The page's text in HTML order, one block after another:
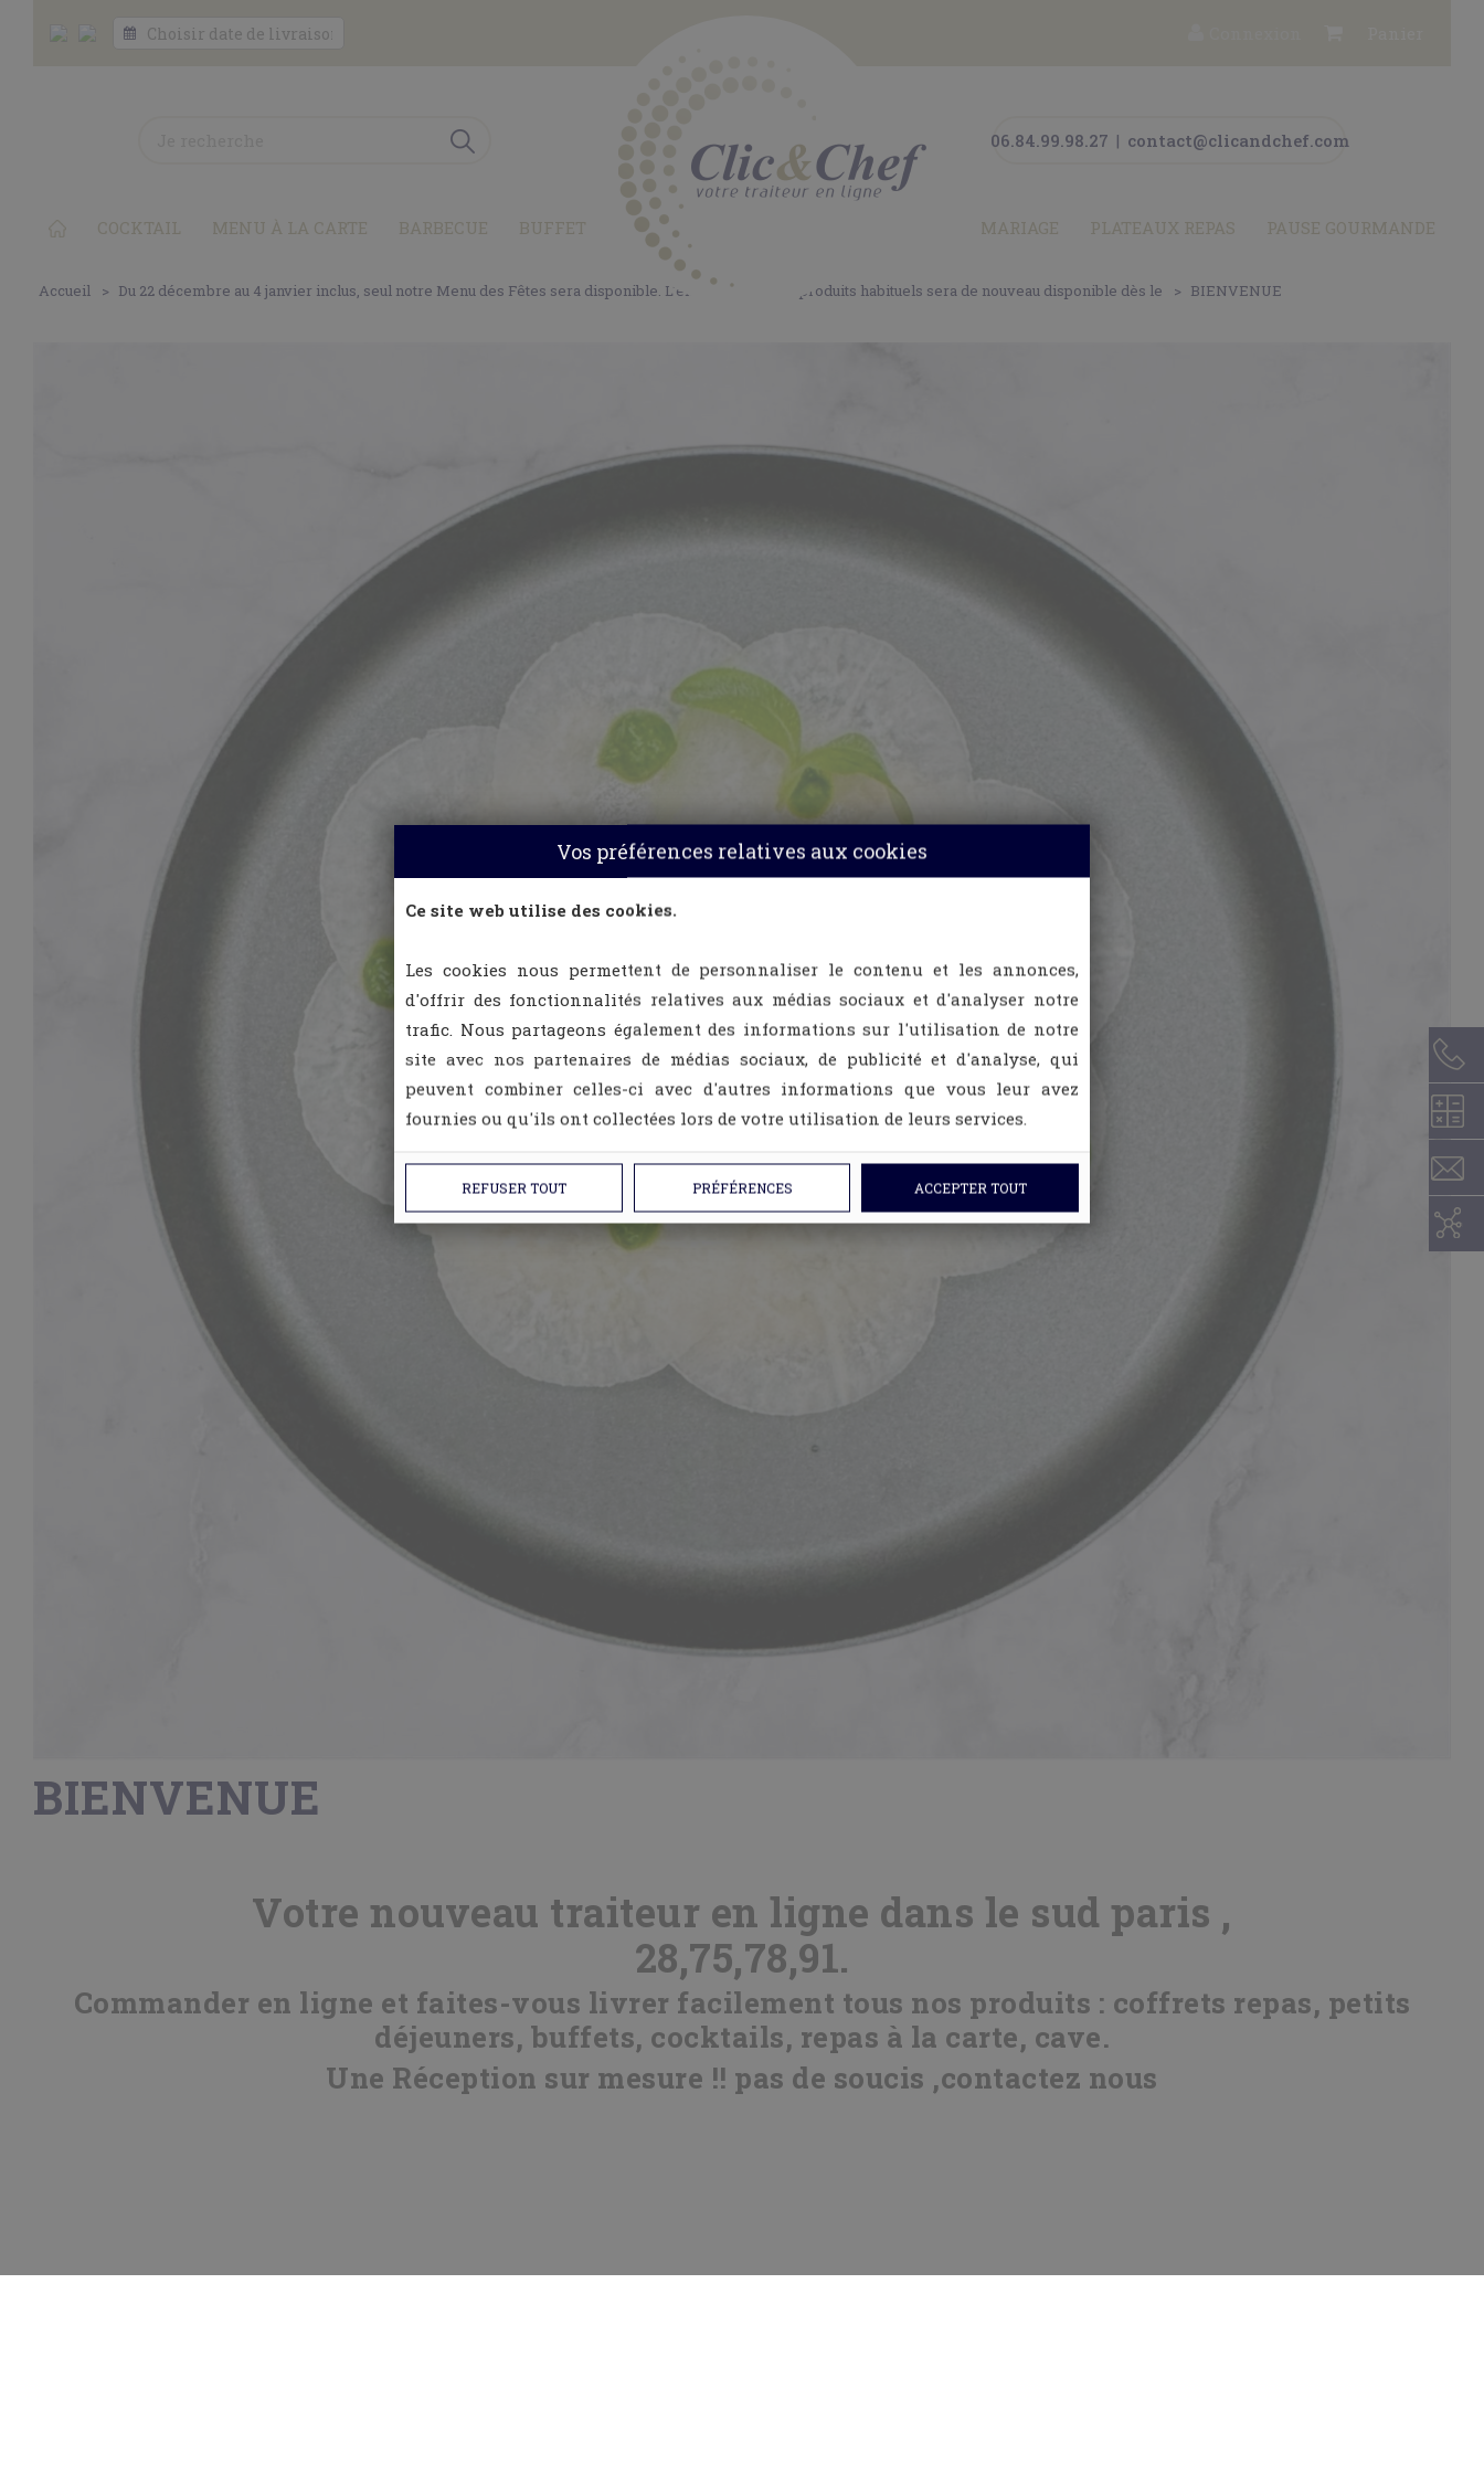
Vos préférences relatives aux cookies
Ce site web utilise des cookies.
Les cookies nous permettent de personnaliser le contenu et les annonces,
d'offrir des fonctionnalités relatives aux médias sociaux et d'analyser notre
trafic. Nous partageons également des informations sur l'utilisation de notre
site avec nos partenaires de médias sociaux, de publicité et d'analyse, qui
peuvent combiner celles-ci avec d'autres informations que vous leur avez
fournies ou qu'ils ont collectées lors de votre utilisation de leurs services.
REFUSER TOUT PRÉFÉRENCES ACCEPTER TOUT
06.84.99.98.27 | contact@clicandchef.com
COCKTAIL MENU À LA CARTE BARBECUE BUFFET MARIAGE PLATEAUX REPAS PAUSE GOURMANDE
Accueil Du 22 décembre au 4 janvier inclus, seul notre Menu des Fêtes sera disponible. L'ensemble de nos produits habituels sera de nouveau disponible dès le BIENVENUE
BIENVENUE
Votre nouveau traiteur en ligne dans le sud paris ,
28,75,78,91.
Commander en ligne et faites-vous livrer facilement tous nos produits : coffrets repas, petits
déjeuners, buffets, cocktails, repas à la carte, cave.
Une Réception sur mesure !! pas de soucis ,contactez nous